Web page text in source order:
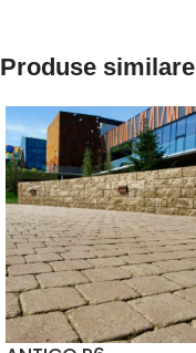
Produse similare